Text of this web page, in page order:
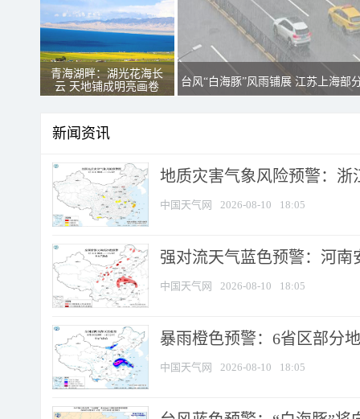
青海湖畔：湖光花海长
云 天地铺成明亮画卷
台风“白海豚”风雨铺展 江苏上海部
新闻资讯
地质灾害气象风险预警：浙
中国天气网 2026-08-10 18:05
强对流天气蓝色预警：河南
中国天气网 2026-08-10 18:05
暴雨橙色预警：6省区部分
中国天气网 2026-08-10 18:05